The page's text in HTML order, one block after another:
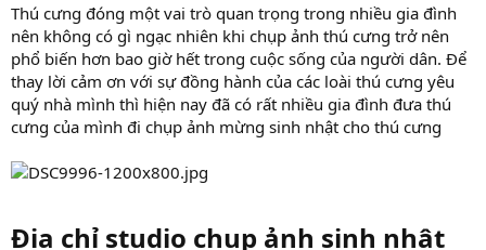
Thú cưng đóng một vai trò quan trọng trong nhiều gia đình
nên không có gì ngạc nhiên khi chụp ảnh thú cưng trở nên
phổ biến hơn bao giờ hết trong cuộc sống của người dân. Để
thay lời cảm ơn với sự đồng hành của các loài thú cưng yêu
quý nhà mình thì hiện nay đã có rất nhiều gia đình đưa thú
cưng của mình đi chụp ảnh mừng sinh nhật cho thú cưng
Địa chỉ studio chụp ảnh sinh nhật